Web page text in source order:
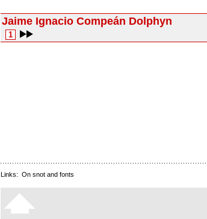
Jaime Ignacio Compeán Dolphyn
1
Links: On snot and fonts